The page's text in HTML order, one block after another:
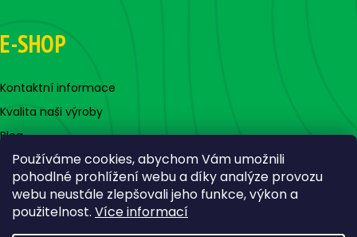
Používáme cookies, abychom Vám umožnili
pohodlné prohlížení webu a díky analýze provozu
webu neustále zlepšovali jeho funkce, výkon a
použitelnost. Více informací
E-SHOP
Kontaktní informace
Kvalita naši výroby
Blog